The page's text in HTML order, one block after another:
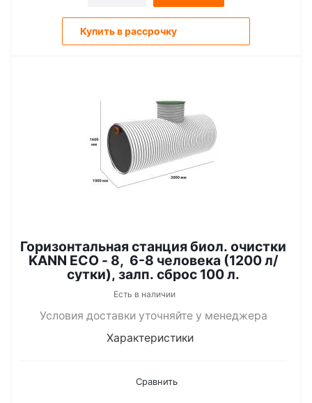
Купить в рассрочку
Горизонтальная станция биол. очистки
KANN ECO - 8, 6-8 человека (1200 л/
сутки), залп. сброс 100 л.
Есть в наличии
Условия доставки уточняйте у менеджера
Характеристики
Сравнить